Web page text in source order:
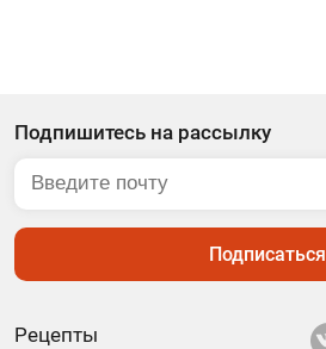
Рецепты
Подпишитесь на рассылку
Подписаться